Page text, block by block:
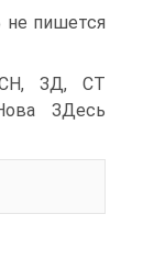
пишется
ЗД, СТ
ЗДесь